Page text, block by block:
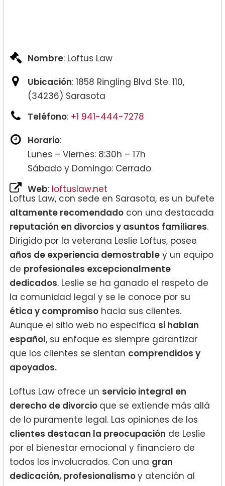
Nombre: Loftus Law
Ubicación: 1858 Ringling Blvd Ste. 110,
(34236) Sarasota
Teléfono: +1 941-444-7278
Horario:
Lunes – Viernes: 8:30h – 17h
Sábado y Domingo: Cerrado
Web: loftuslaw.net
Loftus Law, con sede en Sarasota, es un bufete
altamente recomendado con una destacada
reputación en divorcios y asuntos familiares.
Dirigido por la veterana Leslie Loftus, posee
años de experiencia demostrable y un equipo
de profesionales excepcionalmente
dedicados. Leslie se ha ganado el respeto de
la comunidad legal y se le conoce por su
ética y compromiso hacia sus clientes.
Aunque el sitio web no especifica si hablan
español, su enfoque es siempre garantizar
que los clientes se sientan comprendidos y
apoyados.
Loftus Law ofrece un servicio integral en
derecho de divorcio que se extiende más allá
de lo puramente legal. Las opiniones de los
clientes destacan la preocupación de Leslie
por el bienestar emocional y financiero de
todos los involucrados. Con una gran
dedicación, profesionalismoy atención al